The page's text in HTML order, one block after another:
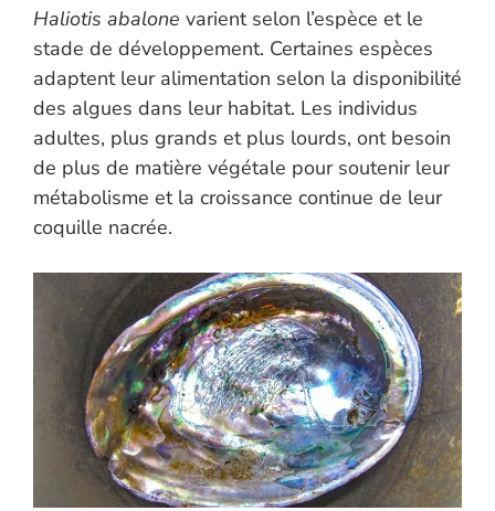
Haliotis abalone varient selon l’espèce et le
stade de développement. Certaines espèces
adaptent leur alimentation selon la disponibilité
des algues dans leur habitat. Les individus
adultes, plus grands et plus lourds, ont besoin
de plus de matière végétale pour soutenir leur
métabolisme et la croissance continue de leur
coquille nacrée.